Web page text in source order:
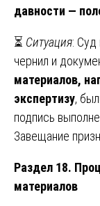
давности —
⏳ Ситуация: Суд
чернил и
материалов,
экспертизу,
подпись
Завещание
Раздел 18.
материалов